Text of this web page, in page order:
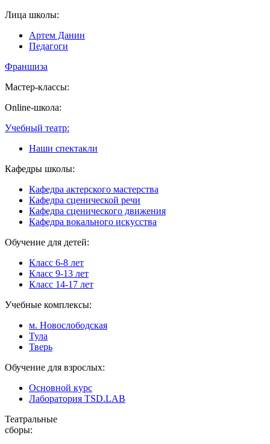
Лица школы:
Артем Данин
Педагоги
Франшиза
Мастер-классы:
Online-школа:
Учебный театр:
Наши спектакли
Кафедры школы:
Кафедра актерского мастерства
Кафедра сценической речи
Кафедра сценического движения
Кафедра вокального искусства
Обучение для детей:
Класс 6-8 лет
Класс 9-13 лет
Класс 14-17 лет
Учебные комплексы:
м. Новослободская
Тула
Тверь
Обучение для взрослых:
Основной курс
Лаборатория TSD.LAB
Театральные
сборы: